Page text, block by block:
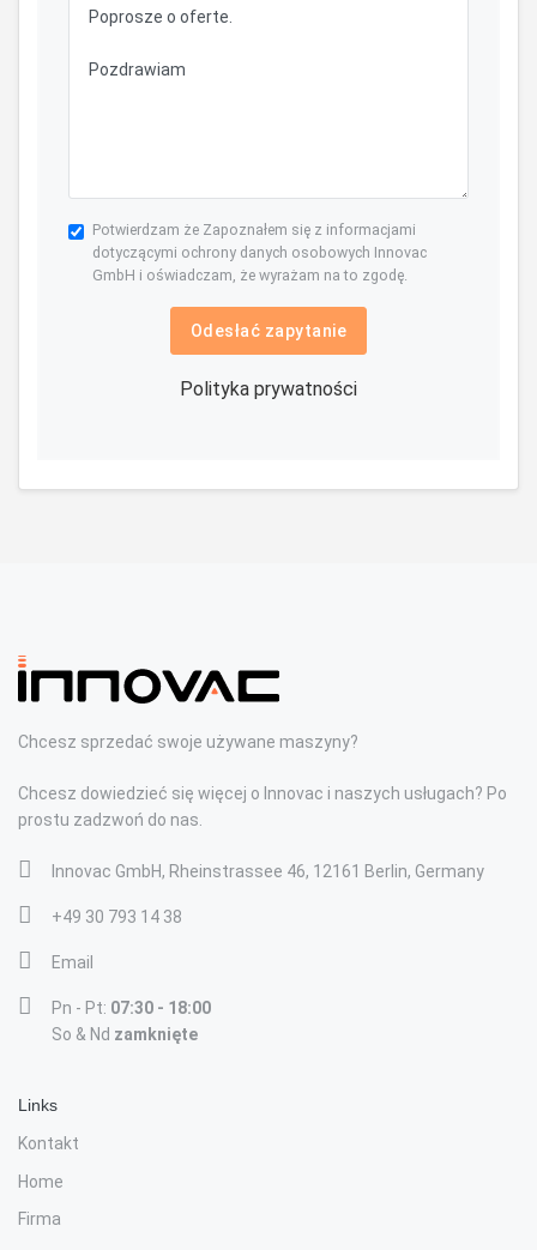
Potwierdzam że Zapoznałem się z informacjami
dotyczącymi ochrony danych osobowych Innovac
GmbH i oświadczam, że wyrażam na to zgodę.
Odesłać zapytanie
Polityka prywatności
Chcesz sprzedać swoje używane maszyny?
Chcesz dowiedzieć się więcej o Innovac i naszych usługach? Po
prostu zadzwoń do nas.
Innovac GmbH, Rheinstrassee 46, 12161 Berlin, Germany
+49 30 793 14 38
Email
Pn - Pt: 07:30 - 18:00
So & Nd zamknięte
Links
Kontakt
Home
Firma